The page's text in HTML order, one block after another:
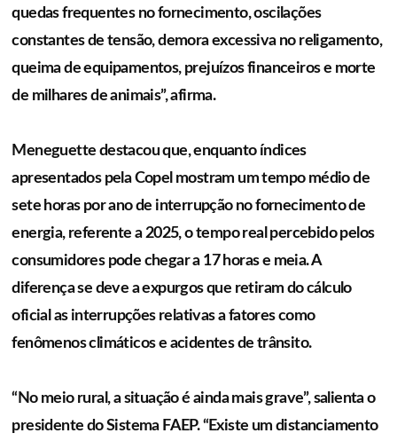
quedas frequentes no fornecimento, oscilações
constantes de tensão, demora excessiva no religamento,
queima de equipamentos, prejuízos financeiros e morte
de milhares de animais”, afirma.
Meneguette destacou que, enquanto índices
apresentados pela Copel mostram um tempo médio de
sete horas por ano de interrupção no fornecimento de
energia, referente a 2025, o tempo real percebido pelos
consumidores pode chegar a 17 horas e meia. A
diferença se deve a expurgos que retiram do cálculo
oficial as interrupções relativas a fatores como
fenômenos climáticos e acidentes de trânsito.
“No meio rural, a situação é ainda mais grave”, salienta o
presidente do Sistema FAEP. “Existe um distanciamento